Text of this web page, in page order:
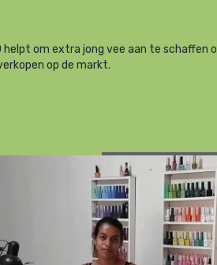
helpt om extra jong vee aan te schaffen
op de markt.